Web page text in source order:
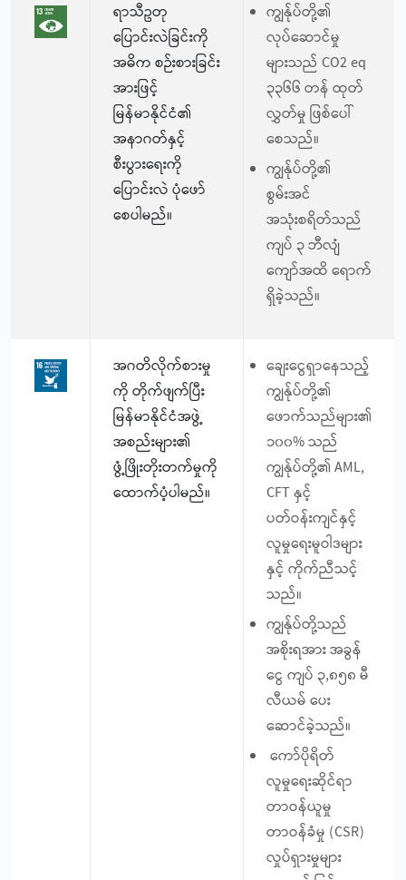
ရာသီဥတု
ပြောင်းလဲခြင်းကို
အဓိက စဉ်းစားခြင်း
အားဖြင့်
မြန်မာနိုင်ငံ၏
အနာဂတ်နှင့်
စီးပွားရေးကို
ပြောင်းလဲ ပုံဖော်
စေပါမည်။
ကျွန်ုပ်တို့၏
လုပ်ဆောင်မှု
များသည် CO2 eq
၃၃၆၆ တန် ထုတ်
လွှတ်မှု ဖြစ်ပေါ်
စေသည်။
ကျွန်ုပ်တို့၏
စွမ်းအင်
အသုံးစရိတ်သည်
ကျပ် ၃ ဘီလျံ
ကျော်အထိ ရောက်
ရှိခဲ့သည်။
အဂတိလိုက်စားမှု
ကို တိုက်ဖျက်ပြီး
မြန်မာနိုင်ငံအဖွဲ့
အစည်းများ၏
ဖွံ့ဖြိုးတိုးတက်မှုကို
ထောက်ပံ့ပါမည်။
ချေးငွေရှာနေသည့်
ကျွန်ုပ်တို့၏
ဖောက်သည်များ၏
၁၀၀% သည်
ကျွန်ုပ်တို့၏ AML,
CFT နှင့်
ပတ်ဝန်းကျင်နှင့်
လူမှုရေးမူဝါဒများ
နှင့် ကိုက်ညီသင့်
သည်။
ကျွန်ုပ်တို့သည်
အစိုးရအား အခွန်
ငွေ ကျပ် ၃,၈၅၈ မီ
လီယမ် ပေး
ဆောင်ခဲ့သည်။
ကော်ပိုရိတ်
လူမှုရေးဆိုင်ရာ
တာဝန်ယူမှု
တာဝန်ခံမှု (CSR)
လှုပ်ရှားမှုများ